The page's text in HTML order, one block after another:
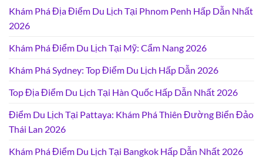
Khám Phá Địa Điểm Du Lịch Tại Phnom Penh Hấp Dẫn Nhất
2026
Khám Phá Điểm Du Lịch Tại Mỹ: Cẩm Nang 2026
Khám Phá Sydney: Top Điểm Du Lịch Hấp Dẫn 2026
Top Địa Điểm Du Lịch Tại Hàn Quốc Hấp Dẫn Nhất 2026
Điểm Du Lịch Tại Pattaya: Khám Phá Thiên Đường Biển Đảo
Thái Lan 2026
Khám Phá Điểm Du Lịch Tại Bangkok Hấp Dẫn Nhất 2026